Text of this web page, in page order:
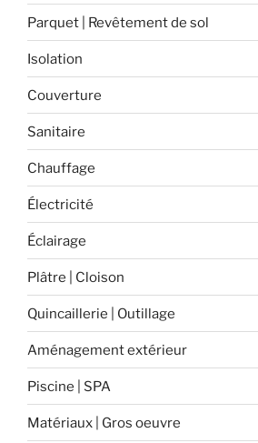
douche,
leurs
et
entretien
Parquet | Revêtement de sol
Isolation
Couverture
Sanitaire
Chauffage
Électricité
Éclairage
Plâtre | Cloison
Quincaillerie | Outillage
Aménagement extérieur
Piscine | SPA
Matériaux | Gros oeuvre